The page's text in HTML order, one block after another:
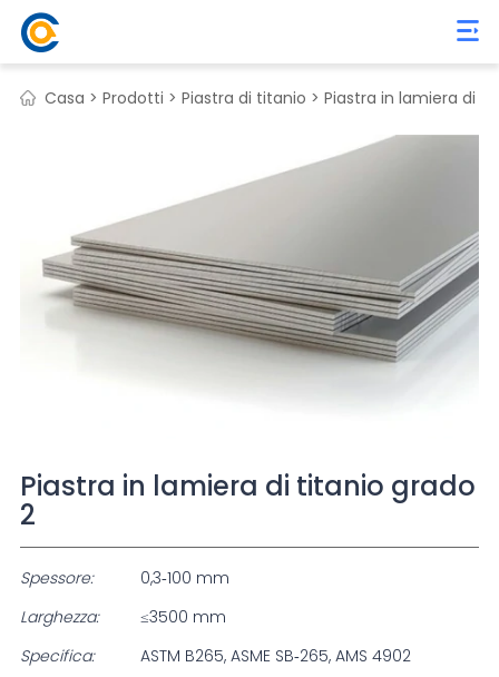
Casa > Prodotti > Piastra di titanio > Piastra in lamiera di
Piastra in lamiera di titanio grado
2
Spessore:
0,3-100 mm
Larghezza:
≤3500 mm
Specifica:
ASTM B265, ASME SB-265, AMS 4902